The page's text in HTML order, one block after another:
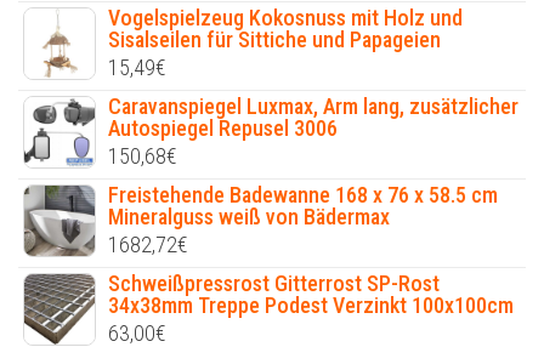
Vogelspielzeug Kokosnuss mit Holz und
Sisalseilen für Sittiche und Papageien
15,49€
Caravanspiegel Luxmax, Arm lang, zusätzlicher
Autospiegel Repusel 3006
150,68€
Freistehende Badewanne 168 x 76 x 58.5 cm
Mineralguss weiß von Bädermax
1682,72€
Schweißpressrost Gitterrost SP-Rost
34x38mm Treppe Podest Verzinkt 100x100cm
63,00€